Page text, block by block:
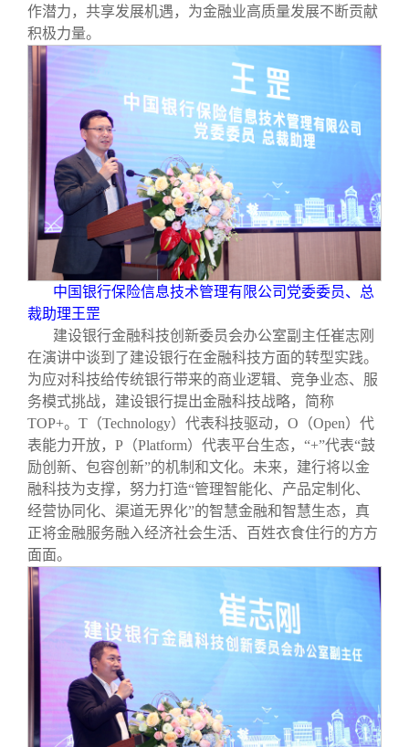
作潜力，共享发展机遇，为金融业高质量发展不断贡献
积极力量。
中国银行保险信息技术管理有限公司党委委员、总
裁助理王罡
建设银行金融科技创新委员会办公室副主任崔志刚
在演讲中谈到了建设银行在金融科技方面的转型实践。
为应对科技给传统银行带来的商业逻辑、竞争业态、服
务模式挑战，建设银行提出金融科技战略，简称
TOP+。T（Technology）代表科技驱动，O（Open）代
表能力开放，P（Platform）代表平台生态，“+”代表“鼓
励创新、包容创新”的机制和文化。未来，建行将以金
融科技为支撑，努力打造“管理智能化、产品定制化、
经营协同化、渠道无界化”的智慧金融和智慧生态，真
正将金融服务融入经济社会生活、百姓衣食住行的方方
面面。